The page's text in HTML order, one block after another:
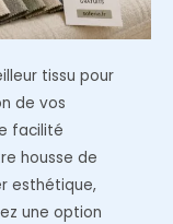
tissu pour
de vos
facilité
housse de
esthétique,
une option